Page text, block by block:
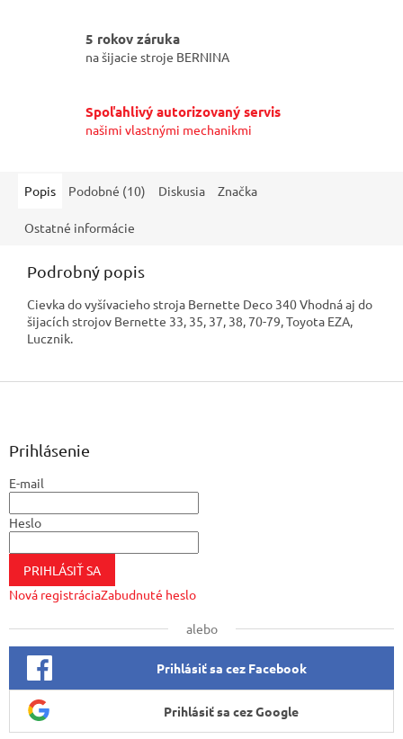
5 rokov záruka
na šijacie stroje BERNINA
Spoľahlivý autorizovaný servis
našimi vlastnými mechanikmi
Popis Podobné (10) Diskusia Značka
Ostatné informácie
Podrobný popis
Cievka do vyšívacieho stroja Bernette Deco 340 Vhodná aj do
šijacích strojov Bernette 33, 35, 37, 38, 70-79, Toyota EZA,
Lucznik.
Prihlásenie
E-mail
Heslo
PRIHLÁSIŤ SA
Nová registráciaZabudnuté heslo
alebo
Prihlásiť sa cez Facebook
Prihlásiť sa cez Google